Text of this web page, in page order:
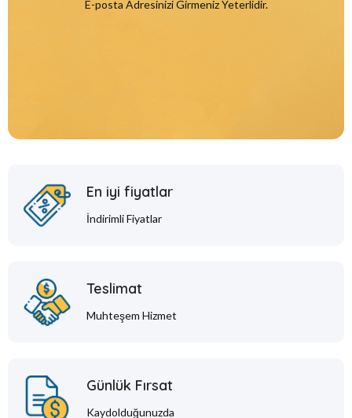
E-posta Adresinizi Girmeniz Yeterlidir.
En iyi fiyatlar
İndirimli Fiyatlar
Teslimat
Muhteşem Hizmet
Günlük Fırsat
Kaydolduğunuzda